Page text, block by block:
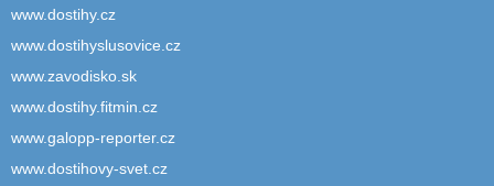
www.dostihy.cz
www.dostihyslusovice.cz
www.zavodisko.sk
www.dostihy.fitmin.cz
www.galopp-reporter.cz
www.dostihovy-svet.cz